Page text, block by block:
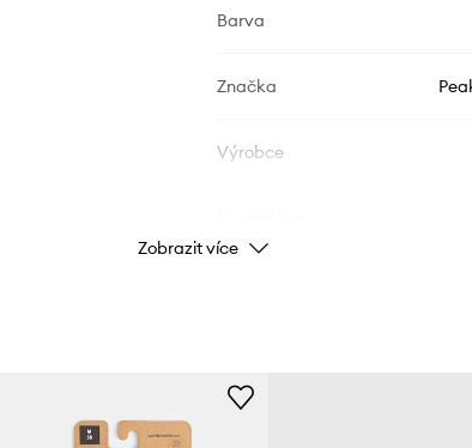
Barva
Značka
Výrobce
Zobrazit více